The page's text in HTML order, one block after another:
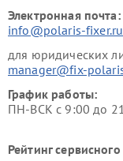
Электронная почта:
info@polaris-fixer.ru
для юридических
manager@fix-
График работы:
ПН-ВСК с 9:00 до
Рейтинг